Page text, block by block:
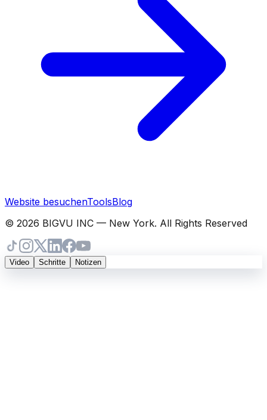
Website besuchenToolsBlog
© 2026 BIGVU INC — New York. All Rights Reserved
Video Schritte Notizen